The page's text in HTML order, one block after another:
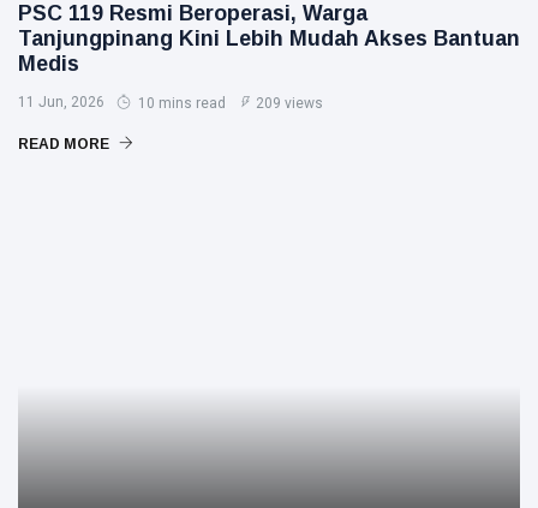
PSC 119 Resmi Beroperasi, Warga
Tanjungpinang Kini Lebih Mudah Akses Bantuan
Medis
11 Jun, 2026 10 mins read 209 views
READ MORE